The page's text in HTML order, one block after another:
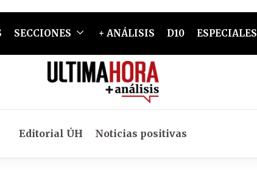
SECCIONES + ANÁLISIS D10 ESPECIALES
Editorial ÚH Noticias positivas